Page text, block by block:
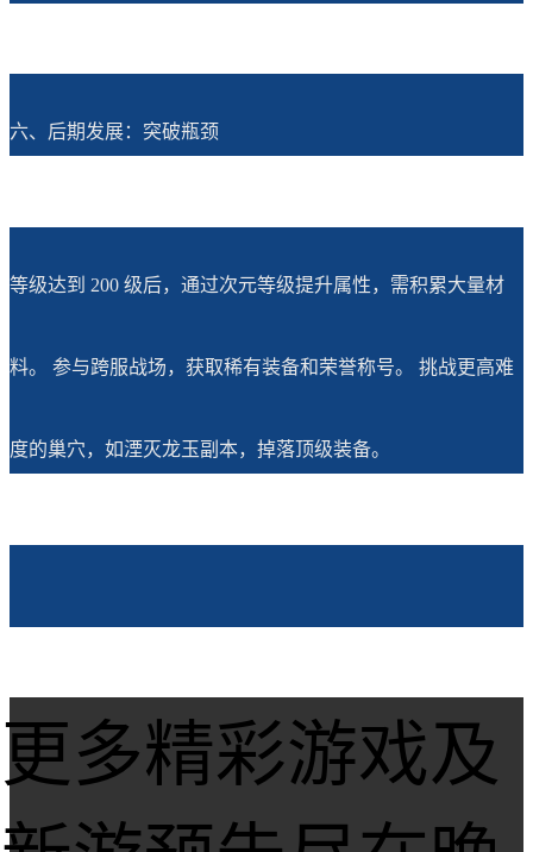
六、后期发展：突破瓶颈
等级达到 200 级后，通过次元等级提升属性，需积累大量材
料。 参与跨服战场，获取稀有装备和荣誉称号。 挑战更高难
度的巢穴，如湮灭龙玉副本，掉落顶级装备。
更多精彩游戏及